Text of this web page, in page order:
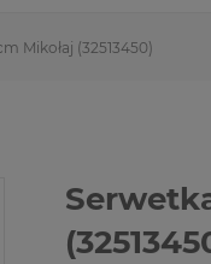
Mikołaj (32513450)